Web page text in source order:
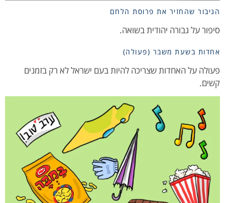
הגיבור שהחזיר את פרוסת הלחם
סיפור על גבורה יהודית בשואה.
אחדות בשעת משבר (פעולה)
פעולה על האחדות שצריכה להיות בעם ישראל לא רק בזמנים
קשים.